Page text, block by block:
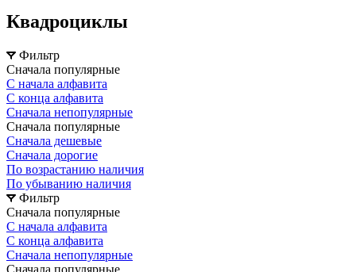
Квадроциклы
Фильтр
Сначала популярные
С начала алфавита
С конца алфавита
Сначала непопулярные
Сначала популярные
Сначала дешевые
Сначала дорогие
По возрастанию наличия
По убыванию наличия
Фильтр
Сначала популярные
С начала алфавита
С конца алфавита
Сначала непопулярные
Сначала популярные